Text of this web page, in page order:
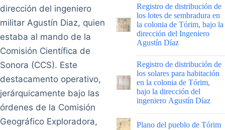
dirección del ingeniero
militar Agustín Diaz, quien
estaba al mando de la
Comisión Científica de
Sonora (CCS). Este
destacamento operativo,
jerárquicamente bajo las
órdenes de la Comisión
Geográfico Exploradora,
|
Registro de distribución de
los lotes de sembradura en
la colonia de Tórim, bajo la
dirección del Ingeniero
Agustín Díaz
|
Registro de distribución de
los solares para habitación
en la colonia de Tórim,
bajo la dirección del
ingeniero Agustín Díaz
Plano del pueblo de Tórim